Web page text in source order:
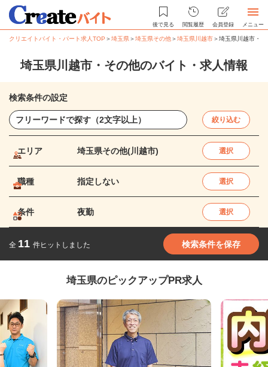
後で見る 閲覧履歴 会員登録 メニュー
クリエイトバイト・パート求人TOP ＞埼玉県＞埼玉県その他＞埼玉県川越市＞埼玉県川越市・
埼玉県川越市・その他のバイト・求人情報
検索条件の設定
絞り込む
エリア 埼玉県その他(川越市) 選択
職種 指定しない 選択
条件 夜勤 選択
全 11 件ヒットしました 検索条件を保存
埼玉県のピックアップPR求人